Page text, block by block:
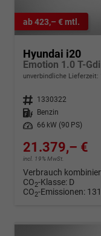
ab 423,– € mtl.
Hyundai i20
Emotion 1.0 T-
unverbindliche Lieferzeit:
Fahrzeugnr. 1330322
Kraftstoff
Benzin
Leistung
66 kW (90 PS)
21.379,– €
incl. 19% MwSt.
Verbrauch
CO2-Klasse: D
CO2-Emissionen: